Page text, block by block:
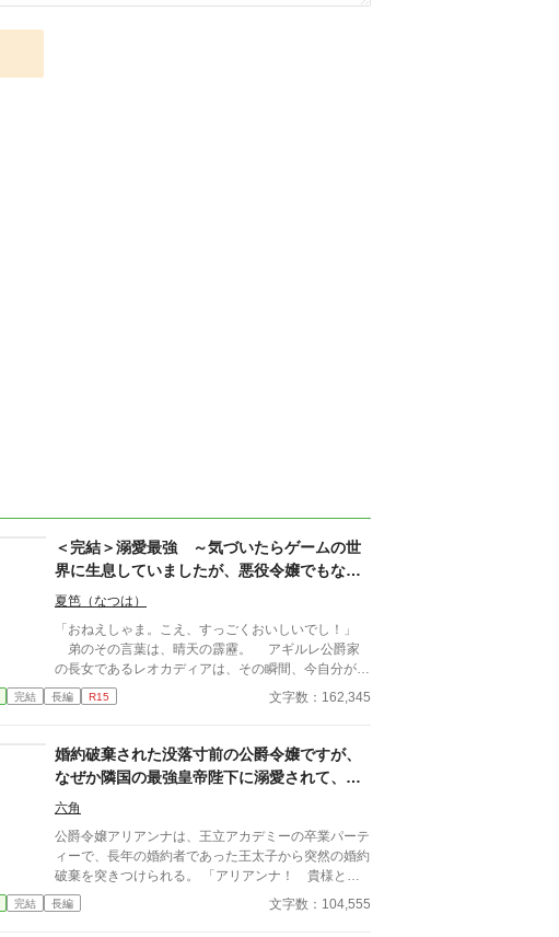
＜完結＞溺愛最強 ～気づいたらゲームの世
界に生息していましたが、悪役令嬢でもなけ
れば断罪もされないので、とにかく楽しむこ
夏笆（なつは）
「おねえしゃま。こえ、すっごくおいしいでし！」
弟のその言葉は、晴天の霹靂。 アギルレ公爵家
の長女であるレオカディアは、その瞬間、今自分が生
きる世界が前世で楽しんだゲーム「エトワールの称
号」であることを知った。 しかし、自分は王子エ
役令嬢という役柄は存在せず、断罪も無いので、攻略
対象とはなるべく接触せず、穏便に生きて行けば大丈
夫と、生きることを楽しむことに決める。 醤油が
欲しい、うにが食べたい。 レオカディアが何か
「おねだり」するたびに、アギルレ領は、周りの領を
も巻き込んで豊かになっていく。 既にゲームとは
違う展開になっている人間関係、その学院で、ゲーム
のヒロインは前世の記憶通りに攻略を開始するのだ
が・・・・・？ 小説家になろうにも掲載していま
完結 長編 R15 文字数：162,345
婚約破棄された没落寸前の公爵令嬢ですが、
なぜか隣国の最強皇帝陛下に溺愛されて、辺
境領地で幸せなスローライフを始めることに
六角
公爵令嬢アリアンナは、王立アカデミーの卒業パーテ
ィーで、長年の婚約者であった王太子から突然の婚約
破棄を突きつけられる。 「アリアンナ！ 貴様との
婚約は、今この時をもって破棄させてもらう！」 彼
の腕には、可憐な男爵令嬢が寄り添っていた。 アリ
完結 長編 文字数：104,555